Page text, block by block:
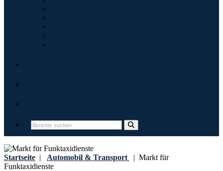
Startseite | Automobil & Transport | Markt für
Funktaxidienste